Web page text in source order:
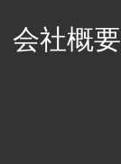
会社概要